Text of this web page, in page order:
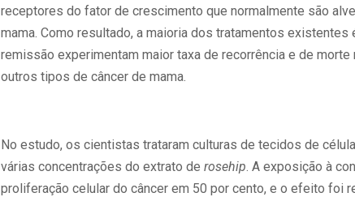
receptores do fator de crescimento que normalmente são
mama. Como resultado, a maioria dos tratamentos
remissão experimentam maior taxa de recorrência e de
outros tipos de câncer de mama.
No estudo, os cientistas trataram culturas de tecidos de
várias concentrações do extrato de rosehip. A exposição à
proliferação celular do câncer em 50 por cento, e o efeito foi